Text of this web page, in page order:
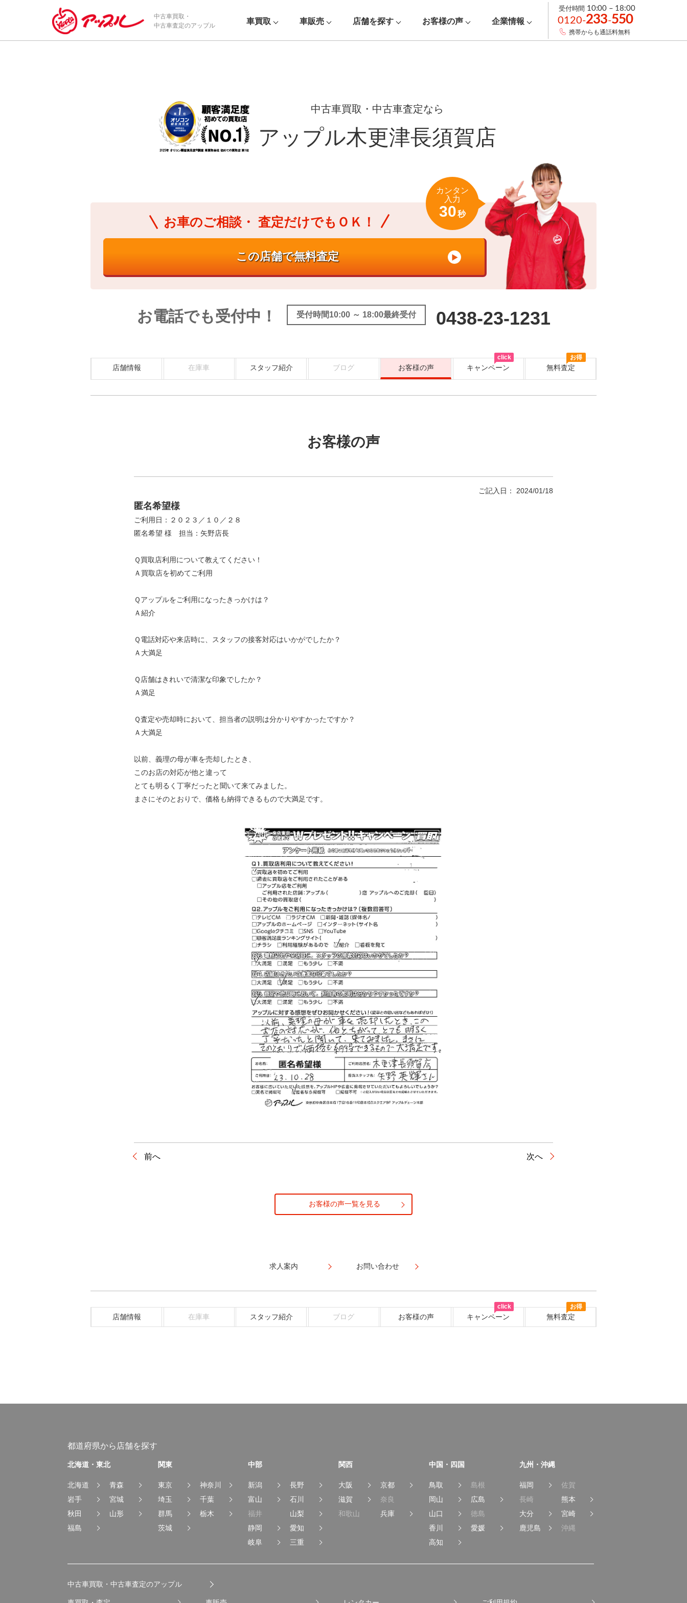
/*ABテスト_新規査定フォームの為のCVボタン*/
中古車買取・
中古車査定のアップル
車買取 車販売 店舗を探す お客様の声 企業情報
受付時間 10:00 – 18:00
0120-233-550
携帯からも通話料無料
中古車買取・中古車査定なら
アップル木更津長須賀店
お車のご相談・ 査定だけでもＯＫ！
カンタン
入力
30秒
お電話でも受付中！ 受付時間10:00 ～ 18:00最終受付 0438-23-1231
店舗情報 在庫車 スタッフ紹介 ブログ お客様の声 キャンペーン
お得
無料査定
click
お客様の声
ご記入日： 2024/01/18
匿名希望様
ご利用日：２０２３／１０／２８
匿名希望 様 担当：矢野店長
Ｑ買取店利用について教えてください！
Ａ買取店を初めてご利用
Ｑアップルをご利用になったきっかけは？
Ａ紹介
Ｑ電話対応や来店時に、スタッフの接客対応はいかがでしたか？
Ａ大満足
Ｑ店舗はきれいで清潔な印象でしたか？
Ａ満足
Ｑ査定や売却時において、担当者の説明は分かりやすかったですか？
Ａ大満足
以前、義理の母が車を売却したとき、
このお店の対応が他と違って
とても明るく丁寧だったと聞いて来てみました。
まさにそのとおりで、価格も納得できるもので大満足です。
前へ 次へ
お客様の声一覧を見る
求人案内 お問い合わせ
店舗情報 在庫車 スタッフ紹介 ブログ お客様の声 キャンペーン
お得
無料査定
click
都道府県から店舗を探す
北海道・東北
北海道
青森
岩手
宮城
秋田
山形
福島
関東
東京
神奈川
埼玉
千葉
群馬
栃木
茨城
中部
新潟
長野
富山
石川
福井
山梨
静岡
愛知
岐阜
三重
関西
大阪
京都
滋賀
奈良
和歌山
兵庫
中国・四国
鳥取
島根
岡山
広島
山口
徳島
香川
愛媛
高知
九州・沖縄
福岡
佐賀
長崎
熊本
大分
宮崎
鹿児島
沖縄
中古車買取・中古車査定のアップル